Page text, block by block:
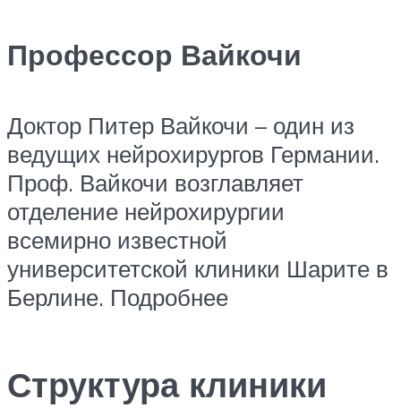
Профессор Вайкочи
Доктор Питер Вайкочи – один из
ведущих нейрохирургов Германии.
Проф. Вайкочи возглавляет
отделение нейрохирургии
всемирно известной
университетской клиники Шарите в
Берлине. Подробнее
Структура клиники